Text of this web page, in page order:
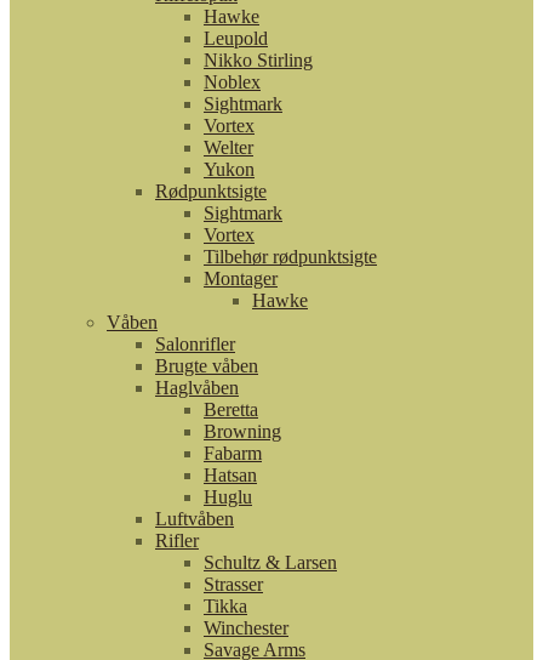
Hawke
Leupold
Nikko Stirling
Noblex
Sightmark
Vortex
Welter
Yukon
Rødpunktsigte
Sightmark
Vortex
Tilbehør rødpunktsigte
Montager
Hawke
Våben
Salonrifler
Brugte våben
Haglvåben
Beretta
Browning
Fabarm
Hatsan
Huglu
Luftvåben
Rifler
Schultz & Larsen
Strasser
Tikka
Winchester
Savage Arms